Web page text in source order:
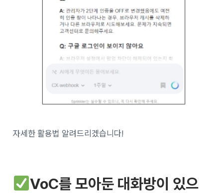
자세한 활용법 알려드리겠습니다!
VoC를 모아둔 대화방이 있으